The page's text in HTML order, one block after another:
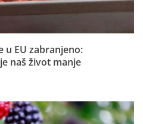
u EU zabranjeno:
naš život manje